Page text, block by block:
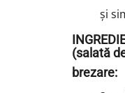
și
(salată
brezare: